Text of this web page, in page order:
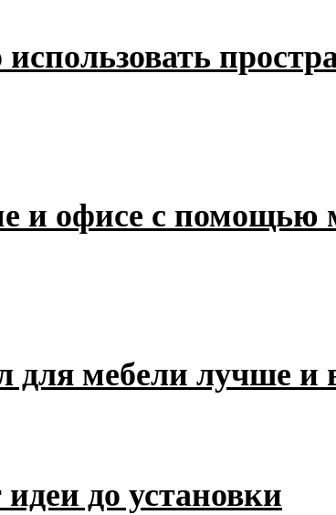
и офисе с помощью
мебели лучше и
до установки